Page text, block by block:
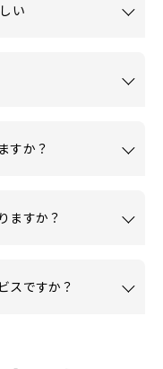
い
すか？
ますか？
スですか？